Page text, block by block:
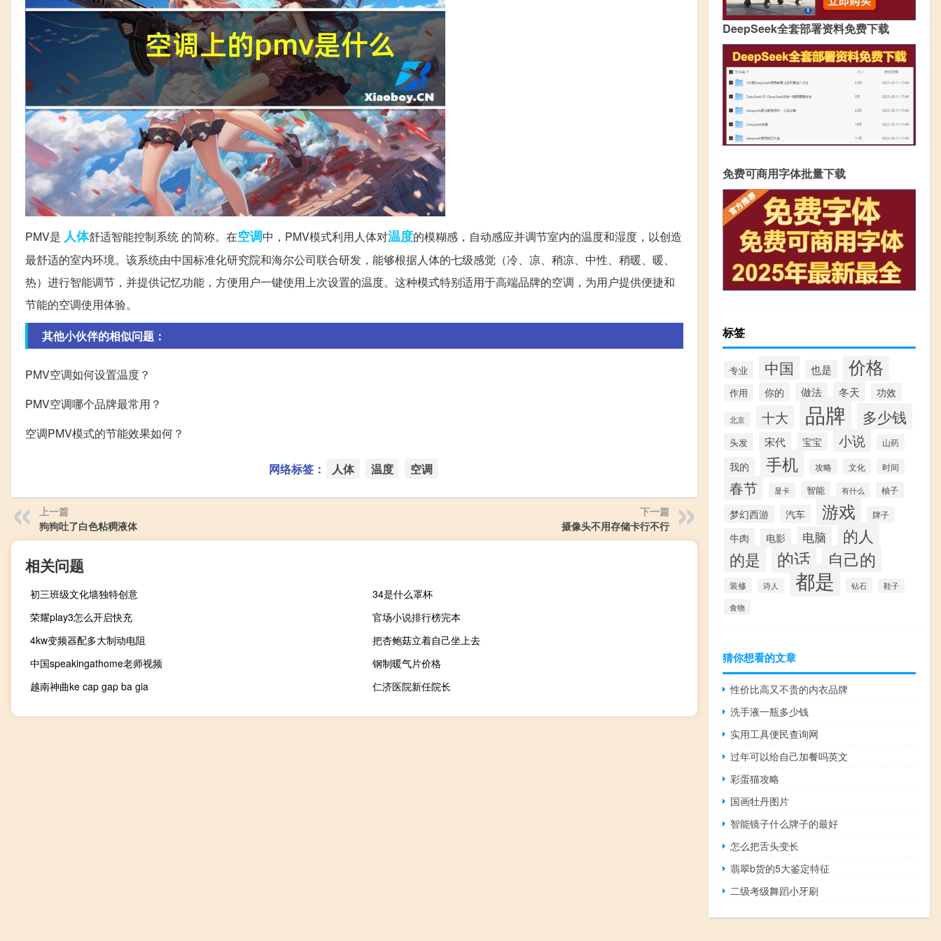
PMV是 人体舒适智能控制系统 的简称。在空调中，PMV模式利用人体对温度的模糊感，自动感应并调节室内的温度和湿度，以创造
最舒适的室内环境。该系统由中国标准化研究院和海尔公司联合研发，能够根据人体的七级感觉（冷、凉、稍凉、中性、稍暖、暖、
热）进行智能调节，并提供记忆功能，方便用户一键使用上次设置的温度。这种模式特别适用于高端品牌的空调，为用户提供便捷和
节能的空调使用体验。
其他小伙伴的相似问题：
PMV空调如何设置温度？
PMV空调哪个品牌最常用？
空调PMV模式的节能效果如何？
网络标签： 人体 温度 空调
上一篇
狗狗吐了白色粘稠液体
下一篇
摄像头不用存储卡行不行
相关问题
初三班级文化墙独特创意
34是什么罩杯
荣耀play3怎么开启快充
官场小说排行榜完本
4kw变频器配多大制动电阻
把杏鲍菇立着自己坐上去
中国speakingathome老师视频
钢制暖气片价格
越南神曲ke cap gap ba gia
仁济医院新任院长
DeepSeek全套部署资料免费下载
免费可商用字体批量下载
标签
专业 中国 也是 价格
作用 你的 做法 冬天 功效
北京 十大 品牌 多少钱
头发 宋代 宝宝 小说 山药
我的 手机 攻略 文化 时间
春节 显卡 智能 有什么 柚子
梦幻西游 汽车 游戏 牌子
牛肉 电影 电脑
的人
的是
的话 自己的
装修 诗人 都是 钻石 鞋子
食物
猜你想看的文章
性价比高又不贵的内衣品牌
洗手液一瓶多少钱
实用工具便民查询网
过年可以给自己加餐吗英文
彩蛋猫攻略
国画牡丹图片
智能镜子什么牌子的最好
怎么把舌头变长
翡翠b货的5大鉴定特征
二级考级舞蹈小牙刷